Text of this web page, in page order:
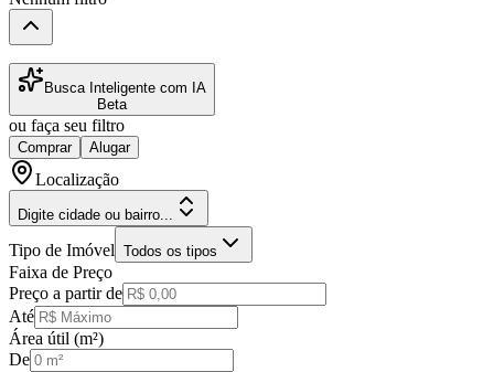
Busca Inteligente com IA
Beta
ou faça seu filtro
Comprar Alugar
Localização
Digite cidade ou bairro...
Tipo de Imóvel Todos os tipos
Faixa de Preço
Preço a partir de
Até
Área útil (m²)
De